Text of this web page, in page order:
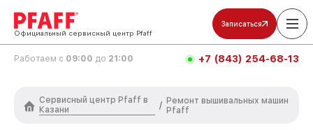
Официальный сервисный центр Pfaff
Записаться
Работаем с 09:00 до 21:00 +7 (843) 254-68-13
Сервисный центр Pfaff в
Казани
/ Ремонт вышивальных машин
Pfaff